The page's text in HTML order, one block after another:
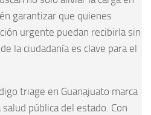
garantizar que quienes
urgente puedan recibirla sin
la ciudadanía es clave para el
triage en Guanajuato marca
pública del estado. Con